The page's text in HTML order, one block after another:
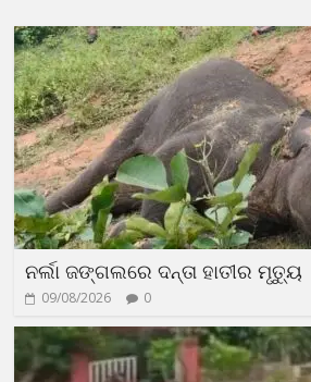
ନର୍ଲା ଜଙ୍ଗଲରେ ଦନ୍ତା ହାତୀର ମୃତ୍ୟୁ
09/08/2026 0